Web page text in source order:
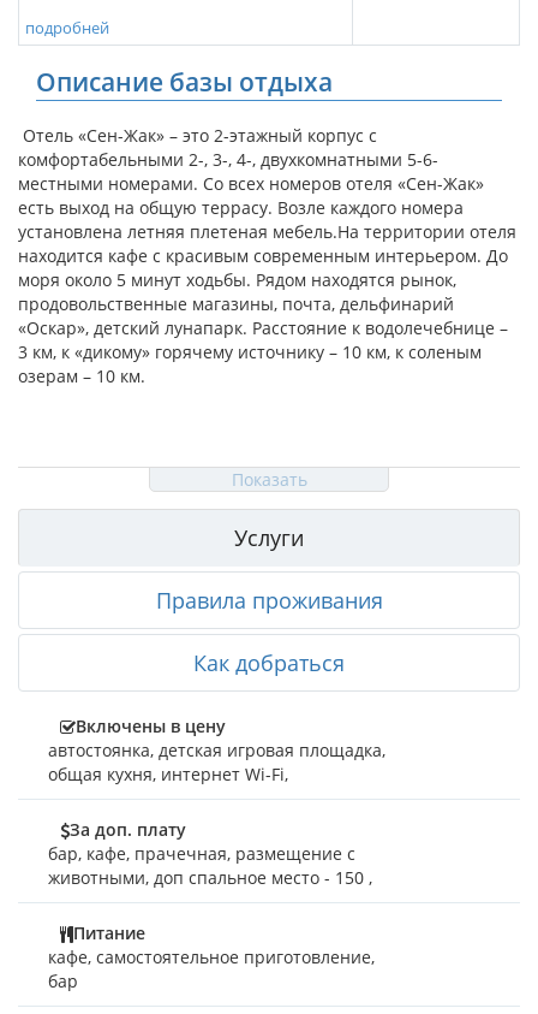
подробней
Описание базы отдыха
Отель «Сен-Жак» – это 2-этажный корпус с
комфортабельными 2-, 3-, 4-, двухкомнатными 5-6-
местными номерами. Со всех номеров отеля «Сен-Жак»
есть выход на общую террасу. Возле каждого номера
установлена летняя плетеная мебель.На территории отеля
находится кафе с красивым современным интерьером. До
моря около 5 минут ходьбы. Рядом находятся рынок,
продовольственные магазины, почта, дельфинарий
«Оскар», детский лунапарк. Расстояние к водолечебнице –
3 км, к «дикому» горячему источнику – 10 км, к соленым
озерам – 10 км.
Показать
Услуги
Правила проживания
Как добраться
Включены в цену
автостоянка, детская игровая площадка,
общая кухня, интернет Wi-Fi,
За доп. плату
бар, кафе, прачечная, размещение с
животными, доп спальное место - 150 ,
Питание
кафе, самостоятельное приготовление,
бар